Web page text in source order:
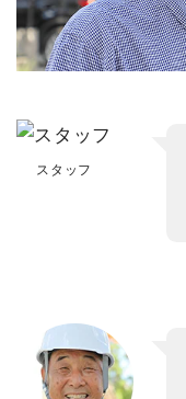
スタッフ